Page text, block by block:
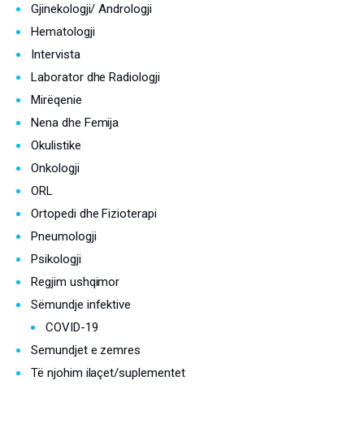
Të njohim ilaçet/suplementet
Gjinekologji/ Andrologji
Hematologji
Intervista
Laborator dhe Radiologji
Mirëqenie
Nena dhe Femija
Okulistike
Onkologji
ORL
Ortopedi dhe Fizioterapi
Pneumologji
Psikologji
Regjim ushqimor
Sëmundje infektive
COVID-19
Semundjet e zemres
Të njohim ilaçet/suplementet